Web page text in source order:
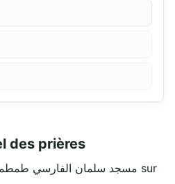
des prières